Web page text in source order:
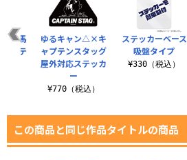
ステッカーベース
吸盤タイプ
¥330（税込）
有馬
ステ
ゆるキャン△×キ
ャプテンスタッグ
屋外対応ステッカ
ー
¥770（税込）
この商品と同じ作品タイトルの商品